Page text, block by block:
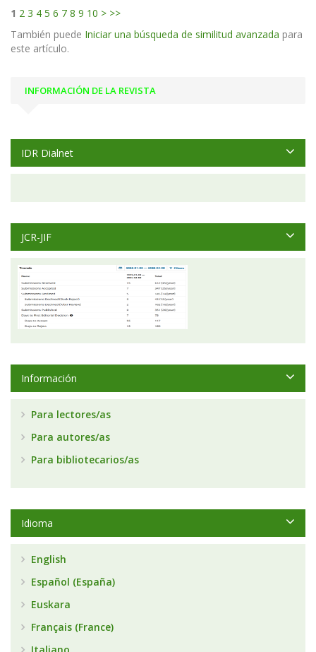
1 2 3 4 5 6 7 8 9 10 > >>
También puede Iniciar una búsqueda de similitud avanzada para
este artículo.
INFORMACIÓN DE LA REVISTA
IDR Dialnet
JCR-JIF
Información
Para lectores/as
Para autores/as
Para bibliotecarios/as
Idioma
English
Español (España)
Euskara
Français (France)